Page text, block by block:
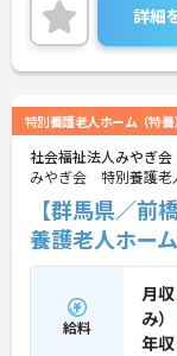
詳細
特別養護老人ホーム（特養）
社会福祉法人みやぎ
みやぎ会 特別養護老
【群馬県／
養護老人ホー
給料
月収
み）
年収